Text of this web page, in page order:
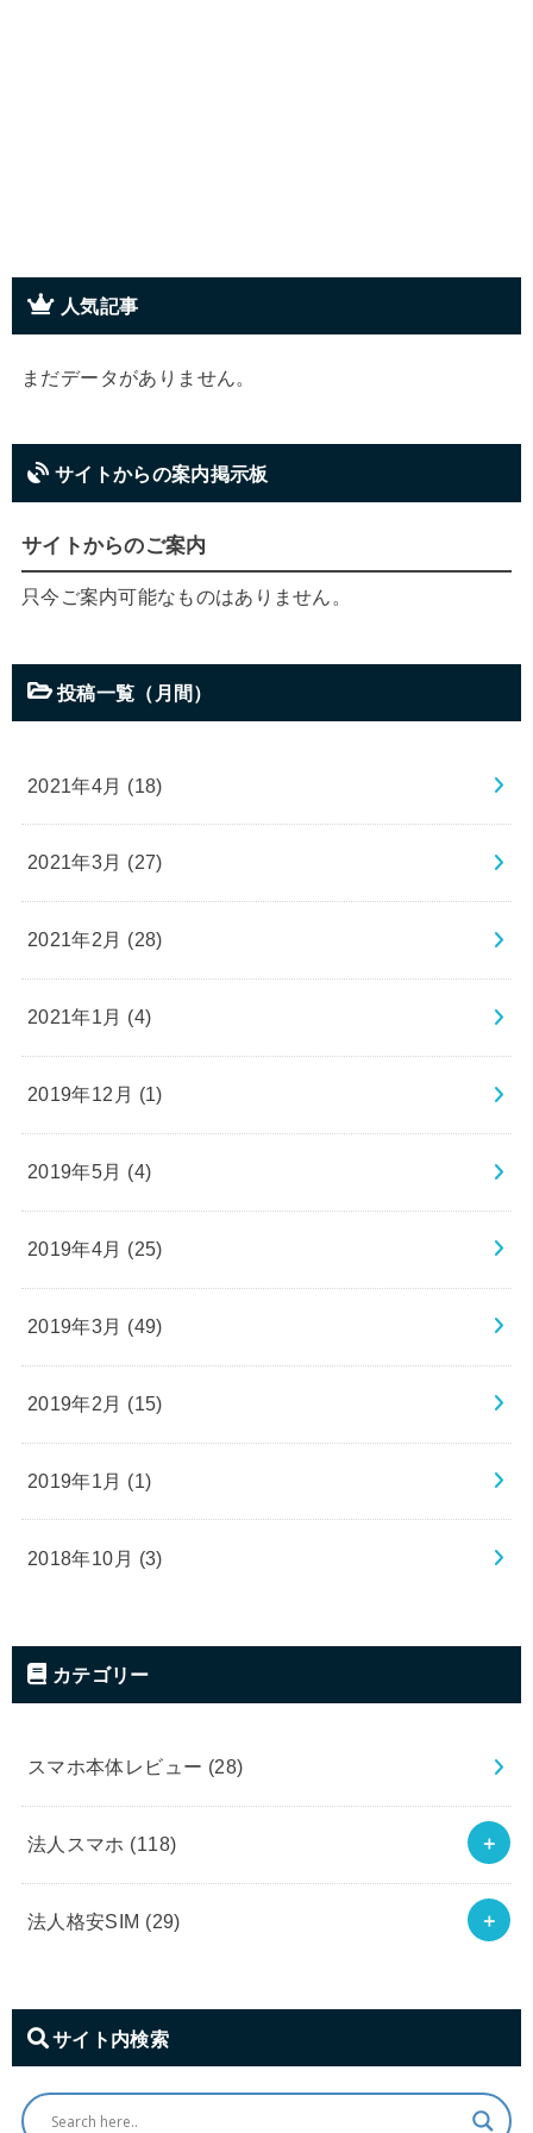
人気記事
まだデータがありません。
サイトからの案内掲示板
サイトからのご案内
只今ご案内可能なものはありません。
投稿一覧（月間）
2021年4月 (18)
2021年3月 (27)
2021年2月 (28)
2021年1月 (4)
2019年12月 (1)
2019年5月 (4)
2019年4月 (25)
2019年3月 (49)
2019年2月 (15)
2019年1月 (1)
2018年10月 (3)
カテゴリー
スマホ本体レビュー (28)
法人スマホ (118)
法人格安SIM (29)
サイト内検索